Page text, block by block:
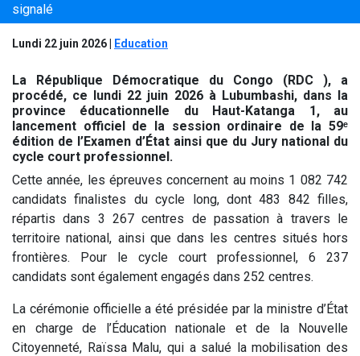
signalé
Lundi 22 juin 2026 Education
La République Démocratique du Congo (RDC ), a
procédé, ce lundi 22 juin 2026 à Lubumbashi, dans la
province éducationnelle du Haut-Katanga 1, au
lancement officiel de la session ordinaire de la 59ᵉ
édition de l’Examen d’État ainsi que du Jury national du
cycle court professionnel.
Cette année, les épreuves concernent au moins 1 082 742
candidats finalistes du cycle long, dont 483 842 filles,
répartis dans 3 267 centres de passation à travers le
territoire national, ainsi que dans les centres situés hors
frontières. Pour le cycle court professionnel, 6 237
candidats sont également engagés dans 252 centres.
La cérémonie officielle a été présidée par la ministre d’État
en charge de l’Éducation nationale et de la Nouvelle
Citoyenneté, Raïssa Malu, qui a salué la mobilisation des